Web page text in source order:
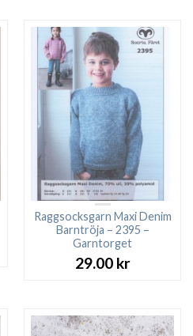
Raggsocksgarn Maxi Denim
Barntröja – 2395 –
Garntorget
29.00 kr